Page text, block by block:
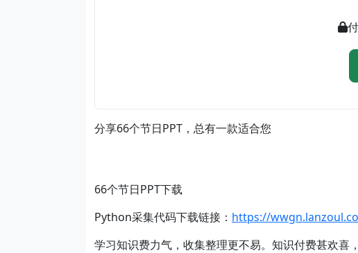
分享66个节日PPT，总有一款适合您
66个节日PPT下载
Python采集代码下载链接： https://
学习知识费力气，收集整理更不易。知识付费甚欢喜